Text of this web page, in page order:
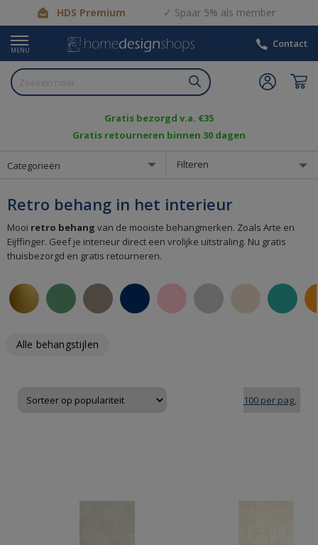
HDS Premium Spaar 5% als member
MENU
Contact
Gratis bezorgd v.a. €35
Gratis retourneren binnen 30 dagen
Categorieën Filteren
Retro behang in het interieur
Mooi retro behang van de mooiste behangmerken. Zoals Arte en
Eijffinger. Geef je interieur direct een vrolijke uitstraling. Nu gratis
thuisbezorgd en gratis retourneren.
Alle behangstijlen